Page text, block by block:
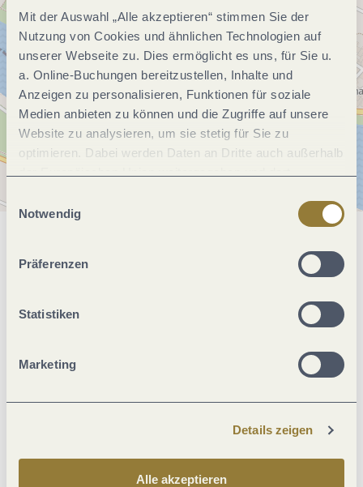
Mit der Auswahl „Alle akzeptieren“ stimmen Sie der
Nutzung von Cookies und ähnlichen Technologien auf
unserer Webseite zu. Dies ermöglicht es uns, für Sie u.
a. Online-Buchungen bereitzustellen, Inhalte und
Anzeigen zu personalisieren, Funktionen für soziale
Medien anbieten zu können und die Zugriffe auf unsere
Website zu analysieren, um sie stetig für Sie zu
optimieren. Dabei werden Daten an Dritte auch außerhalb
jederzeit widerrufen werden. Mit der Auswahl "Alle
ablehnen" kann es zu Beeinträchtigungen in der Nutzung
Notwendig
Präferenzen
Statistiken
Marketing
Details zeigen
Alle akzeptieren
Allgemeine Informationen
Klassifikationen
Abstandsregeln
Einrichtungen Betrieb